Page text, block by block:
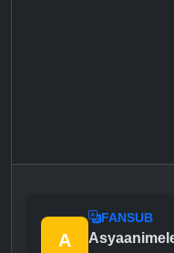
A
FANSUB